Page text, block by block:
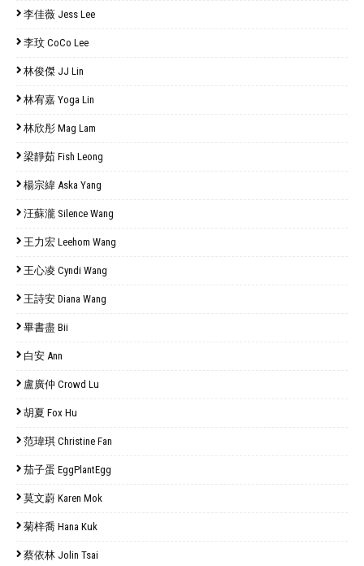
李佳薇 Jess Lee
李玟 CoCo Lee
林俊傑 JJ Lin
林宥嘉 Yoga Lin
林欣彤 Mag Lam
梁靜茹 Fish Leong
楊宗緯 Aska Yang
汪蘇瀧 Silence Wang
王力宏 Leehom Wang
王心凌 Cyndi Wang
王詩安 Diana Wang
畢書盡 Bii
白安 Ann
盧廣仲 Crowd Lu
胡夏 Fox Hu
范瑋琪 Christine Fan
茄子蛋 EggPlantEgg
莫文蔚 Karen Mok
菊梓喬 Hana Kuk
蔡依林 Jolin Tsai